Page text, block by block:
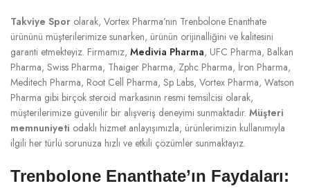
Takviye Spor olarak, Vortex Pharma’nın Trenbolone Enanthate
ürününü müşterilerimize sunarken, ürünün orijinalliğini ve kalitesini
garanti etmekteyiz. Firmamız, Medivia Pharma, UFC Pharma, Balkan
Pharma, Swiss Pharma, Thaiger Pharma, Zphc Pharma, İron Pharma,
Meditech Pharma, Root Cell Pharma, Sp Labs, Vortex Pharma, Watson
Pharma gibi birçok steroid markasının resmi temsilcisi olarak,
müşterilerimize güvenilir bir alışveriş deneyimi sunmaktadır. Müşteri
memnuniyeti odaklı hizmet anlayışımızla, ürünlerimizin kullanımıyla
ilgili her türlü sorunuza hızlı ve etkili çözümler sunmaktayız.
Trenbolone Enanthate’ın Faydaları: